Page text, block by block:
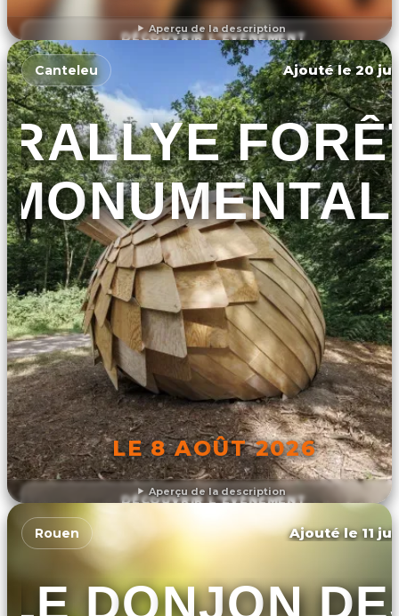
Aperçu de la description
DÉCOUVRIR L'ÉVÉNEMENT
Aperçu de la description
Canteleu Ajouté le 20
RALLYE
LE 8 AOÛT 2026
DÉCOUVRIR L'ÉVÉNEMENT
Rouen Ajouté le 11
LE DONJON